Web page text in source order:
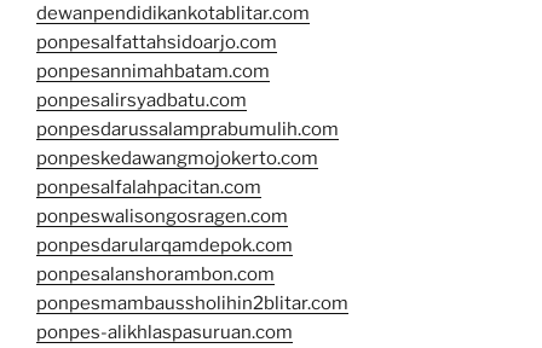
dewanpendidikankotablitar.com
ponpesalfattahsidoarjo.com
ponpesannimahbatam.com
ponpesalirsyadbatu.com
ponpesdarussalamprabumulih.com
ponpeskedawangmojokerto.com
ponpesalfalahpacitan.com
ponpeswalisongosragen.com
ponpesdarularqamdepok.com
ponpesalanshorambon.com
ponpesmambaussholihin2blitar.com
ponpes-alikhlaspasuruan.com